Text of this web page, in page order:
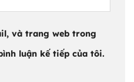
và trang web trong
luận kế tiếp của tôi.